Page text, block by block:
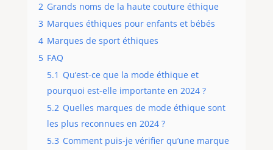
2 Grands noms de la haute couture éthique
3 Marques éthiques pour enfants et bébés
4 Marques de sport éthiques
5 FAQ
5.1 Qu’est-ce que la mode éthique et
pourquoi est-elle importante en 2024 ?
5.2 Quelles marques de mode éthique sont
les plus reconnues en 2024 ?
5.3 Comment puis-je vérifier qu’une marque